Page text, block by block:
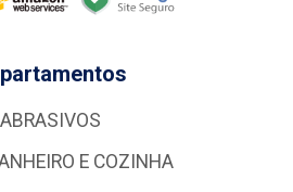
ABRASIVOS
E COZINHA